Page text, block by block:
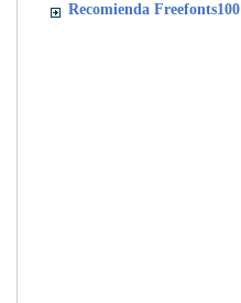
Recomienda Freefonts100